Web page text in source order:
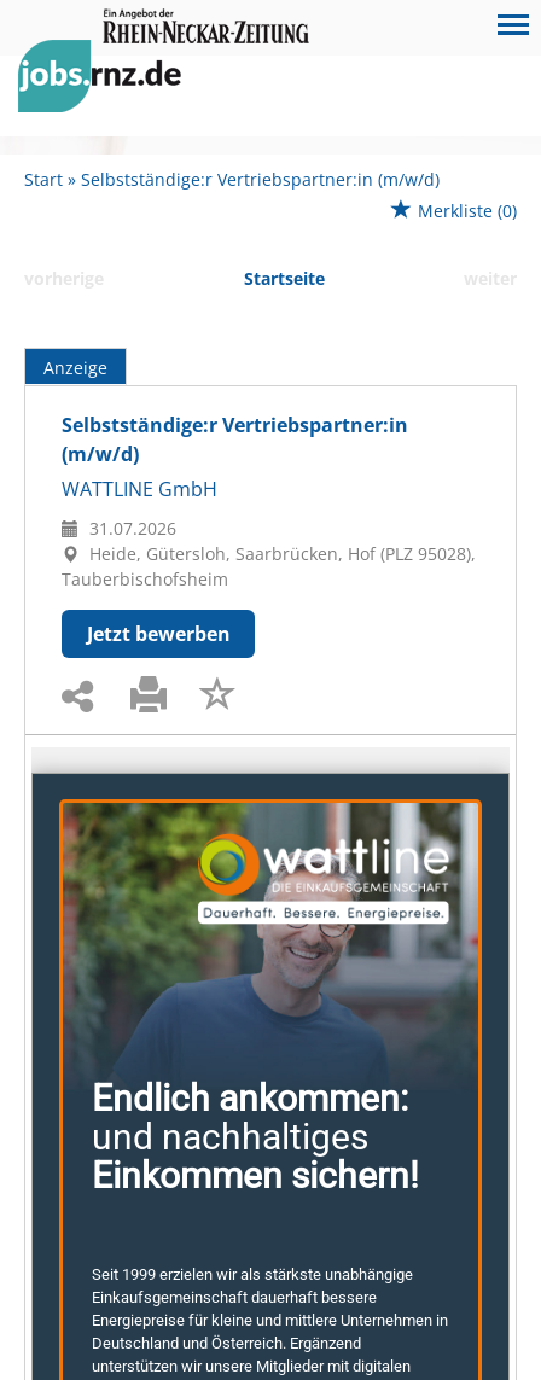
Start
Selbstständige:r Vertriebspartner:in (m/w/d)
Merkliste (0)
vorherige Startseite weiter
Anzeige
Selbstständige:r Vertriebspartner:in
(m/w/d)
WATTLINE GmbH
31.07.2026
Heide, Gütersloh, Saarbrücken, Hof (PLZ 95028),
Tauberbischofsheim
Jetzt bewerben